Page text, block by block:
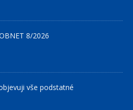
8/2026
vše podstatné